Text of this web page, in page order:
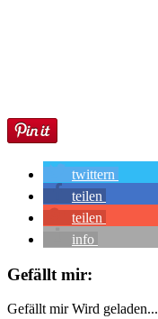
twittern
teilen
teilen
info
Gefällt mir:
Gefällt mir Wird geladen...